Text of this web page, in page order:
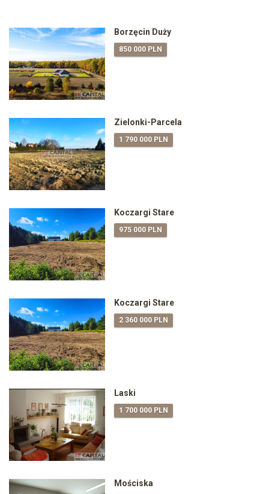
Borzęcin Duży
850 000 PLN
Zielonki-Parcela
1 790 000 PLN
Koczargi Stare
975 000 PLN
Koczargi Stare
2 360 000 PLN
Laski
1 700 000 PLN
Mościska